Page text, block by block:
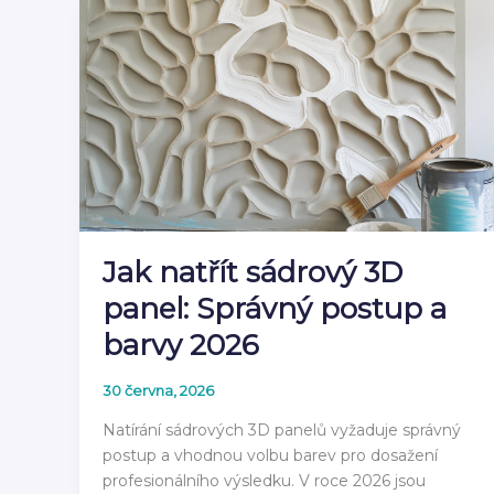
čeho
jsou
vyrobeny
v
roce
2026
Jak natřít sádrový 3D
panel: Správný postup a
barvy 2026
30 června, 2026
Natírání sádrových 3D panelů vyžaduje správný
postup a vhodnou volbu barev pro dosažení
profesionálního výsledku. V roce 2026 jsou